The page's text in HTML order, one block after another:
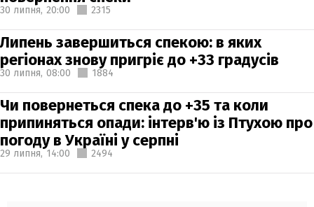
30 липня, 20:00 2315
Липень завершиться спекою: в яких
регіонах знову пригріє до +33 градусів
30 липня, 08:00 1884
Чи повернеться спека до +35 та коли
припиняться опади: інтерв'ю із Птухою про
погоду в Україні у серпні
29 липня, 14:00 2494